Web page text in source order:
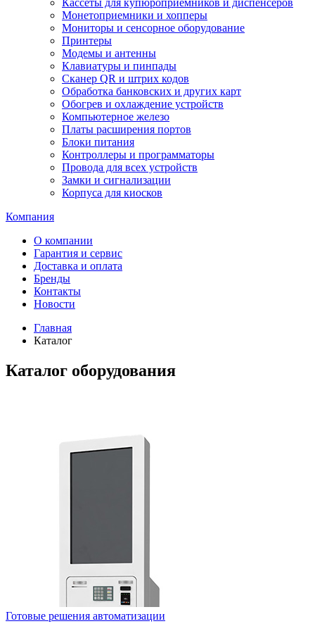
Кассеты для купюроприемников и диспенсеров
Монетоприемники и хопперы
Мониторы и сенсорное оборудование
Принтеры
Модемы и антенны
Клавиатуры и пинпады
Сканер QR и штрих кодов
Обработка банковских и других карт
Обогрев и охлаждение устройств
Компьютерное железо
Платы расширения портов
Блоки питания
Контроллеры и программаторы
Провода для всех устройств
Замки и сигнализации
Корпуса для киосков
Компания
О компании
Гарантия и сервис
Доставка и оплата
Бренды
Контакты
Новости
Главная
Каталог
Каталог оборудования
Готовые решения автоматизации